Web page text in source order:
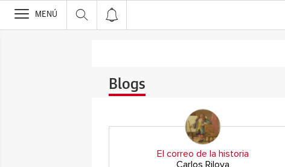
>
MENÚ
Blogs
El correo de la historia
Carlos Rilova